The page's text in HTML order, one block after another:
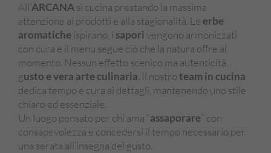
All’ ARCANAsi cucina prestando la massima
attenzione ai prodotti e alla stagionalità. Le erbe
aromatiche ispirano, i saporivengono armonizzati
con cura e il menu segue ciò che la natura offre al
momento. Nessun effetto scenico ma autenticità,
gusto e vera arte culinaria. Il nostroteam in cucina
dedica tempo e cura ai dettagli, mantenendo uno stile
chiaro ed essenziale.
Un luogo pensato per chi ama “assaporare ” con
consapevolezza e concedersi il tempo necessario per
una serata all’insegna del gusto.